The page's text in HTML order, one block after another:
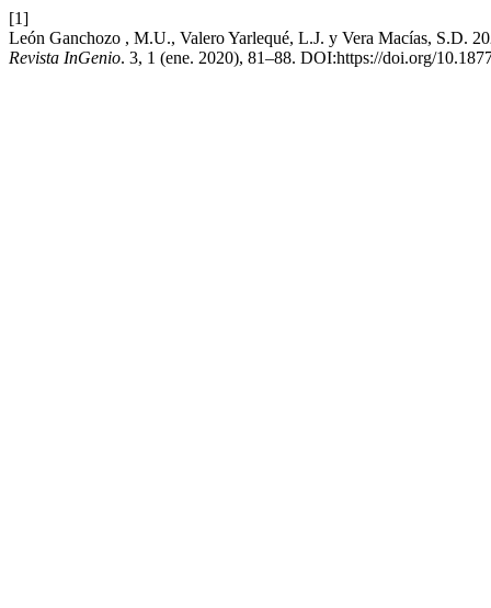
[1]
León Ganchozo , M.U., Valero Yarlequé, L.J. y Vera Macías, S.D.
Revista InGenio. 3, 1 (ene. 2020), 81–88. DOI:https://doi.org/